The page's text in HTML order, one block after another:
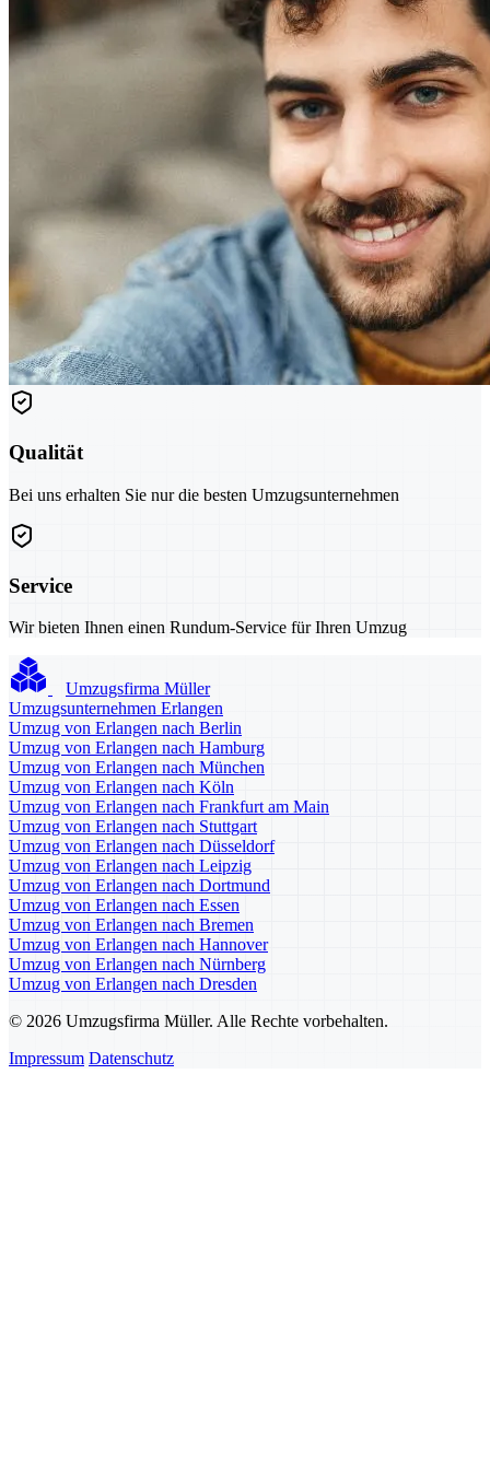
Qualität
Bei uns erhalten Sie nur die besten Umzugsunternehmen
Service
Wir bieten Ihnen einen Rundum-Service für Ihren Umzug
Umzugsfirma Müller
Umzugsunternehmen Erlangen
Umzug von Erlangen nach Berlin
Umzug von Erlangen nach Hamburg
Umzug von Erlangen nach München
Umzug von Erlangen nach Köln
Umzug von Erlangen nach Frankfurt am Main
Umzug von Erlangen nach Stuttgart
Umzug von Erlangen nach Düsseldorf
Umzug von Erlangen nach Leipzig
Umzug von Erlangen nach Dortmund
Umzug von Erlangen nach Essen
Umzug von Erlangen nach Bremen
Umzug von Erlangen nach Hannover
Umzug von Erlangen nach Nürnberg
Umzug von Erlangen nach Dresden
© 2026 Umzugsfirma Müller. Alle Rechte vorbehalten.
Impressum Datenschutz